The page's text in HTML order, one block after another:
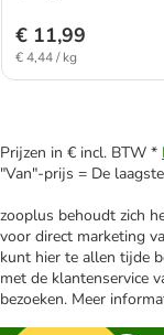
€ 11,99
€ 4,44 / kg
Prijzen in € incl. BTW *
"Van"-prijs = De
zooplus behoudt zich
voor direct marketing
kunt hier te allen tijde
met de klantenservice
bezoeken. Meer